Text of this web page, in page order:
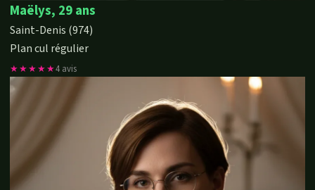
Maëlys, 29 ans
Saint-Denis (974)
Plan cul régulier
★★★★★4 avis